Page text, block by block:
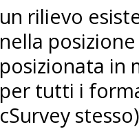
un rilievo
nella
posizionata in
per tutti i
cSurvey